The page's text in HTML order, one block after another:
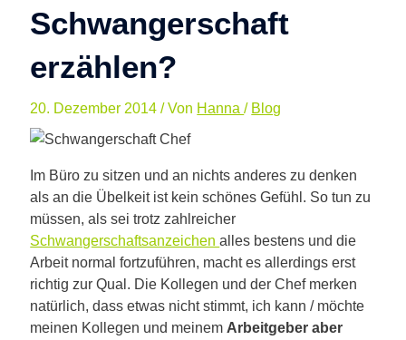
Schwangerschaft
erzählen?
20. Dezember 2014/ Von Hanna/ Blog
Im Büro zu sitzen und an nichts anderes zu denken
als an die Übelkeit ist kein schönes Gefühl. So tun zu
müssen, als sei trotz zahlreicher
Schwangerschaftsanzeichenalles bestens und die
Arbeit normal fortzuführen, macht es allerdings erst
richtig zur Qual. Die Kollegen und der Chef merken
natürlich, dass etwas nicht stimmt, ich kann / möchte
meinen Kollegen und meinem Arbeitgeber aber